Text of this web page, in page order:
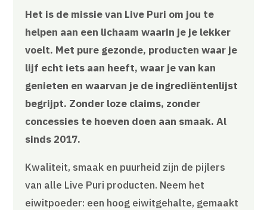
Het is de missie van Live Puri om jou te
helpen aan een lichaam waarin je je lekker
voelt. Met pure gezonde, producten waar je
lijf echt iets aan heeft, waar je van kan
genieten en waarvan je de ingrediëntenlijst
begrijpt. Zonder loze claims, zonder
concessies te hoeven doen aan smaak. Al
sinds 2017.
Kwaliteit, smaak en puurheid zijn de pijlers
van alle Live Puri producten. Neem het
eiwitpoeder: een hoog eiwitgehalte, gemaakt